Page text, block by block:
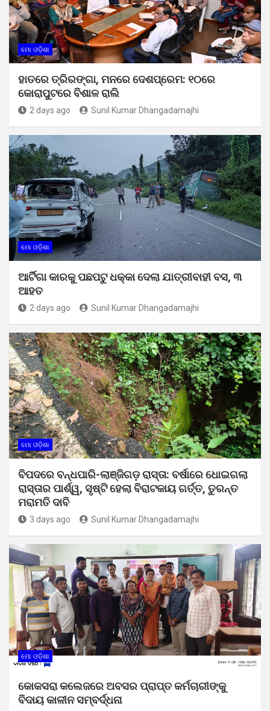
ମୋ ଓଡ଼ିଶା
ହାତରେ ତ୍ରିରଙ୍ଗା, ମନରେ ଦେଶପ୍ରେମ: ୧୦ରେ
କୋରାପୁଟରେ ବିଶାଳ ରାଲି
2 days ago Sunil Kumar Dhangadamajhi
ମୋ ଓଡ଼ିଶା
ଆର୍ଟିଗା କାରକୁ ପଛପଟୁ ଧକ୍କା ଦେଲା ଯାତ୍ରୀବାହୀ ବସ, ୩
ଆହତ
2 days ago Sunil Kumar Dhangadamajhi
ମୋ ଓଡ଼ିଶା
ବିପଦରେ ବନ୍ଧପାରି-ଲାଞ୍ଜିଗଡ଼ ରାସ୍ତା: ବର୍ଷାରେ ଧୋଇଗଲା
ରାସ୍ତାର ପାର୍ଶ୍ୱ, ସୃଷ୍ଟି ହେଲା ବିରାଟକାୟ ଗର୍ତ୍ତ, ତୁରନ୍ତ
ମରାମତି ଦାବି
3 days ago Sunil Kumar Dhangadamajhi
ମୋ ଓଡ଼ିଶା
କୋକସରା କଲେଜରେ ଅବସର ପ୍ରାପ୍ତ କର୍ମଚାରୀଙ୍କୁ
ବିଦାୟ କାଳୀନ ସମ୍ବର୍ଦ୍ଧନା